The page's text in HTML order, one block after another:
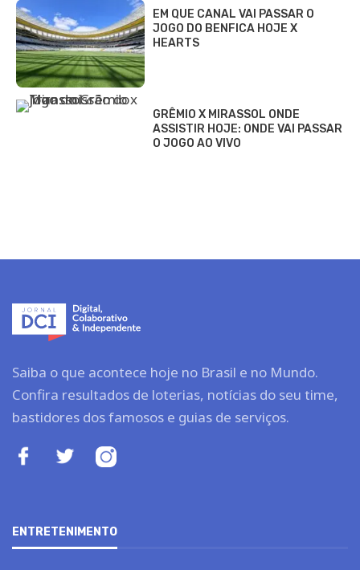
EM QUE CANAL VAI PASSAR O
JOGO DO BENFICA HOJE X
HEARTS
GRÊMIO X MIRASSOL ONDE
ASSISTIR HOJE: ONDE VAI PASSAR
O JOGO AO VIVO
Saiba o que acontece hoje no Brasil e no Mundo.
Confira resultados de loterias, notícias do seu time,
bastidores dos famosos e guias de serviços.
ENTRETENIMENTO